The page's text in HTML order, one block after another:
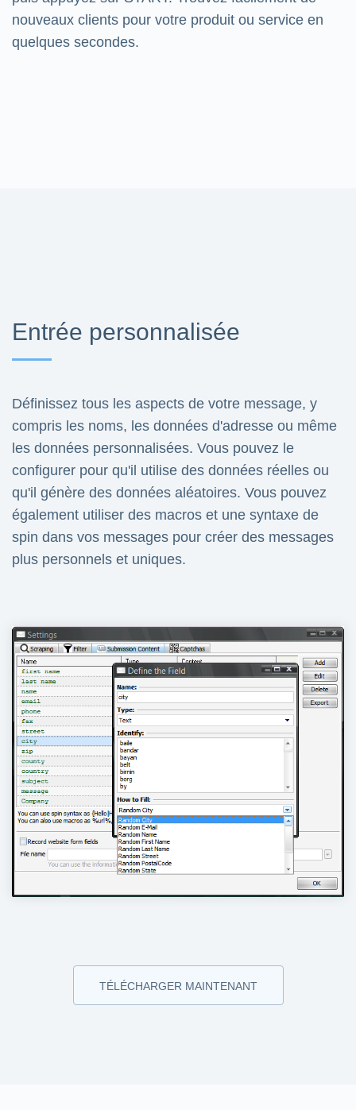
nouveaux clients pour votre produit ou service en
quelques secondes.
Entrée personnalisée
Définissez tous les aspects de votre message, y
compris les noms, les données d'adresse ou même
les données personnalisées. Vous pouvez le
configurer pour qu'il utilise des données réelles ou
qu'il génère des données aléatoires. Vous pouvez
également utiliser des macros et une syntaxe de
spin dans vos messages pour créer des messages
plus personnels et uniques.
TÉLÉCHARGER MAINTENANT